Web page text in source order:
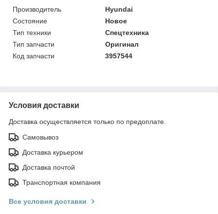
Производитель
Hyundai
Состояние
Новое
Тип техники
Спецтехника
Тип запчасти
Оригинал
Код запчасти
3957544
Условия доставки
Доставка осуществляется только по предоплате.
Самовывоз
Доставка курьером
Доставка почтой
Транспортная компания
Все условия доставки